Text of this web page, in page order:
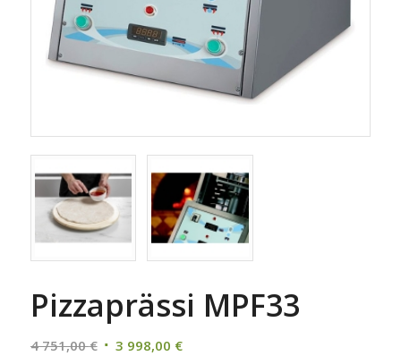
Pizzaprässi MPF33
4 751,00€ Alkuperäinen
3 998,00 €Nykyinen